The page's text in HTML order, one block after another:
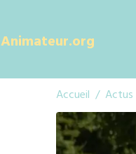
Animateur.org
Accueil Actus